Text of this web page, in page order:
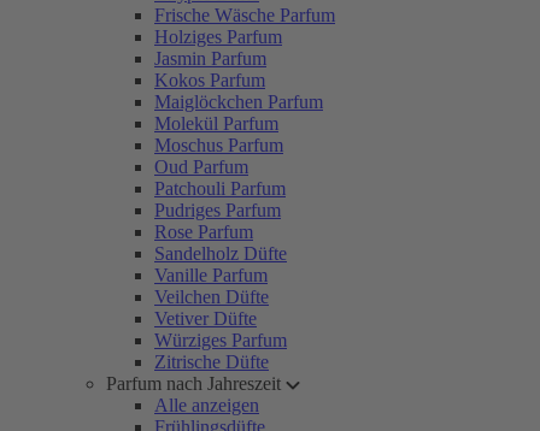
Frische Wäsche Parfum
Holziges Parfum
Jasmin Parfum
Kokos Parfum
Maiglöckchen Parfum
Molekül Parfum
Moschus Parfum
Oud Parfum
Patchouli Parfum
Pudriges Parfum
Rose Parfum
Sandelholz Düfte
Vanille Parfum
Veilchen Düfte
Vetiver Düfte
Würziges Parfum
Zitrische Düfte
Parfum nach Jahreszeit
Alle anzeigen
Frühlingsdüfte